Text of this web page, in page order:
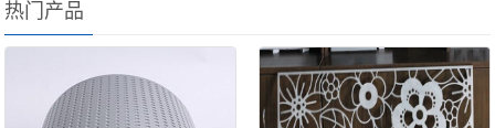
热门产品